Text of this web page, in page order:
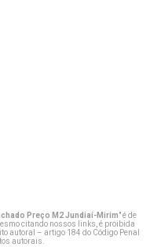
Preço M2 Jundiaí-Mirim" é de
citando nossos links, é proibida
autoral – artigo 184 do Código Penal
autorais